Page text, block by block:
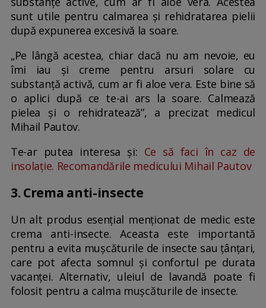
sunt utile pentru calmarea și rehidratarea pielii
după expunerea excesivă la soare.
„Pe lângă acestea, chiar dacă nu am nevoie, eu
îmi iau și creme pentru arsuri solare cu
substanță activă, cum ar fi aloe vera. Este bine să
o aplici după ce te-ai ars la soare. Calmează
pielea și o rehidratează”, a precizat medicul
Mihail Pautov.
Te-ar putea interesa și: Ce să faci în caz de
insolaţie. Recomandările medicului Mihail Pautov
3. Crema anti-insecte
Un alt produs esențial menționat de medic este
crema anti-insecte. Aceasta este importantă
pentru a evita mușcăturile de insecte sau țânțari,
care pot afecta somnul și confortul pe durata
vacanței. Alternativ, uleiul de lavandă poate fi
folosit pentru a calma mușcăturile de insecte.